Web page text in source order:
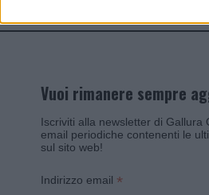
Vuoi rimanere sempre
Iscriviti alla newsletter di Gallura
email periodiche contenenti le
sul sito web!
Indirizzo email *